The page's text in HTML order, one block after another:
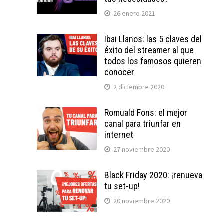
26 enero 2021
Ibai Llanos: las 5 claves del
éxito del streamer al que
todos los famosos quieren
conocer
2 diciembre 2020
Romuald Fons: el mejor
canal para triunfar en
internet
27 noviembre 2020
Black Friday 2020: ¡renueva
tu set-up!
20 noviembre 2020